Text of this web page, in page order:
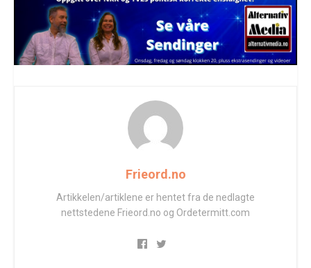
Frieord.no
Artikkelen/artiklene er hentet fra de nedlagte
nettstedene Frieord.no og Ordetermitt.com